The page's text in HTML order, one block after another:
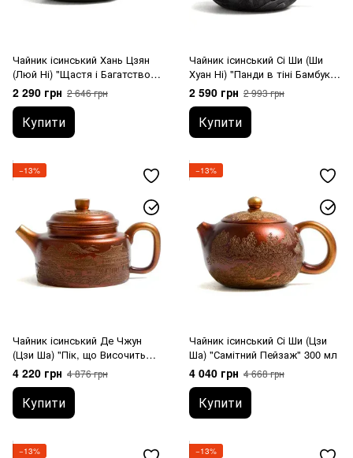
Чайник ісинський Хань Цзян
(Люй Ні) "Щастя і Багатство
Зустрічають Весну" 220 мл
2 290 грн 2 646 грн
Купити
Чайник ісинський Сі Ши (Ши
Хуан Ні) "Панди в тіні Бамбука"
580 мл
2 590 грн 2 993 грн
Купити
−13%
Чайник ісинський Де Чжун
(Цзи Ша) "Пік, що Височить
над Туманом" 440 мл
4 220 грн 4 876 грн
Купити
−13%
Чайник ісинський Сі Ши (Цзи
Ша) "Самітний Пейзаж" 300 мл
4 040 грн 4 668 грн
Купити
−13% −13%